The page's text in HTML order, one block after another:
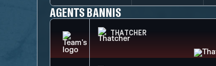
AGENTS BANNIS
THATCHER